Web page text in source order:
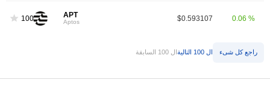
100 APT
Aptos $0.593107 0.06 %
ال 100 السابقة ال 100 التالية راجع كل شىء